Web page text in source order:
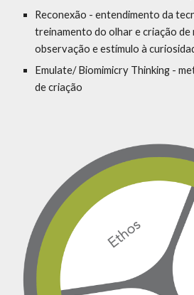
Reconexão - entendimento da
treinamento do olhar e criação de
observação e estímulo à
Emulate/ Biomimicry Thinking -
de criação